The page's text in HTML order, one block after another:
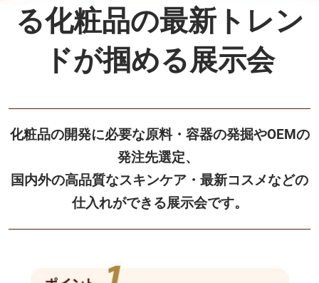
る化粧品の最新トレン
ドが掴める展示会
化粧品の開発に必要な原料・容器の発掘やOEMの
発注先選定、
国内外の高品質なスキンケア・最新コスメなどの
仕入れができる展示会です。